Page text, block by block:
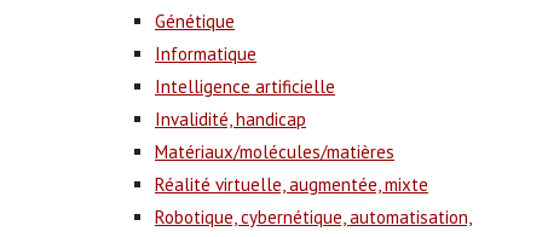
Génétique
Informatique
Intelligence artificielle
Invalidité, handicap
Matériaux/molécules/matières
Réalité virtuelle, augmentée, mixte
Robotique, cybernétique, automatisation,